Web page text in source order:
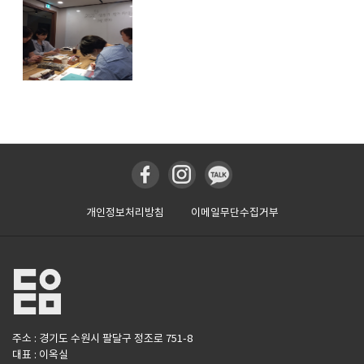
개인정보처리방침 이메일무단수집거부
주소 : 경기도 수원시 팔달구 정조로 751-8
대표 : 이옥실